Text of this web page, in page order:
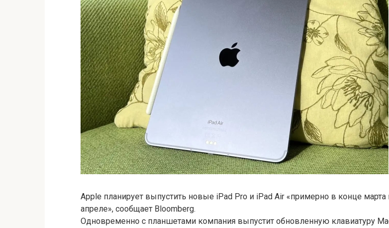
Apple планирует выпустить новые iPad Pro и iPad Air «примерно в конце марта
апреле», сообщает Bloomberg.
Одновременно с планшетами компания выпустит обновленную клавиатуру